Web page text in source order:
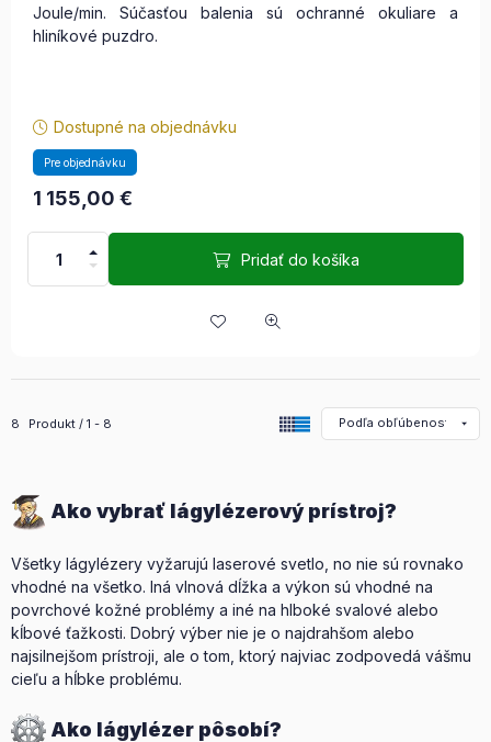
Joule/min. Súčasťou balenia sú ochranné okuliare a
hliníkové puzdro.
Dostupné na objednávku
Pre objednávku
1 155,00 €
Pridať do košíka
Všetky produkty v kategórii
8 Produkt 1 8
Ako vybrať lágylézerový prístroj?
Všetky lágylézery vyžarujú laserové svetlo, no nie sú rovnako
vhodné na všetko. Iná vlnová dĺžka a výkon sú vhodné na
povrchové kožné problémy a iné na hlboké svalové alebo
kĺbové ťažkosti. Dobrý výber nie je o najdrahšom alebo
najsilnejšom prístroji, ale o tom, ktorý najviac zodpovedá vášmu
cieľu a hĺbke problému.
Ako lágylézer pôsobí?